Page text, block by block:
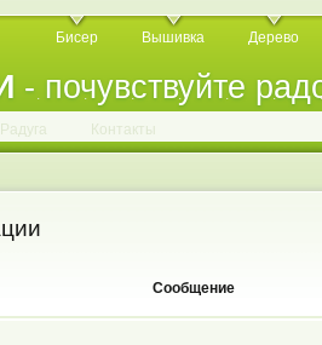
- почувствуйте
Бисер Вышивка Дерево
. . . . . . .
Радуга Контакты
Сообщение